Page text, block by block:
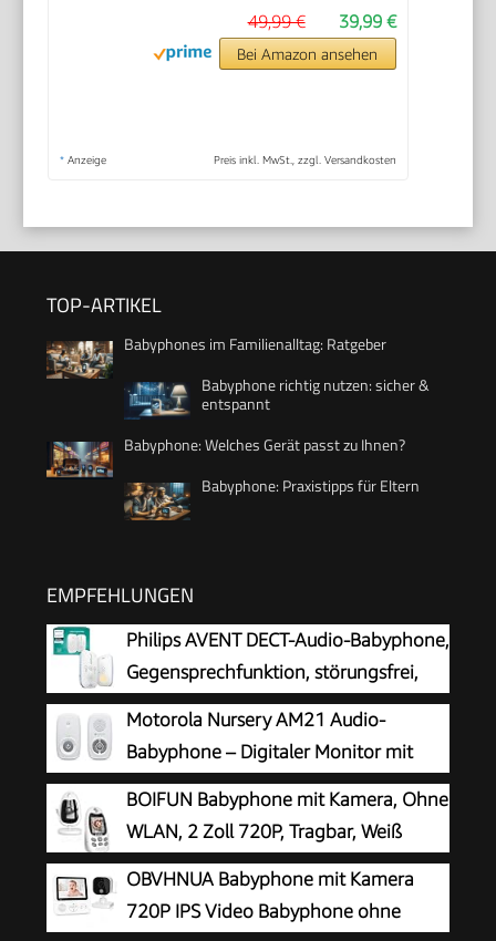
39,99 €
49,99 €
Bei Amazon ansehen
* Anzeige Preis inkl. MwSt., zzgl. Versandkosten
TOP-ARTIKEL
Babyphones im Familienalltag: Ratgeber
Babyphone richtig nutzen: sicher &
entspannt
Babyphone: Welches Gerät passt zu Ihnen?
Babyphone: Praxistipps für Eltern
EMPFEHLUNGEN
Philips AVENT DECT-Audio-Babyphone,
Gegensprechfunktion, störungsfrei,
330 Meter Reichweite, 24 Stunden
Akkulaufzeit, Smart ECO-Modus, Nachtlicht,
SCD503/26
Motorola Nursery AM21 Audio-
Babyphone – Digitaler Monitor mit
DECT-Technologie zur
Audioüberwachung – große Reichweite –
hochempfindliches Mikrofon – Weiß
BOIFUN Babyphone mit Kamera, Ohne
WLAN, 2 Zoll 720P, Tragbar, Weiß
OBVHNUA Babyphone mit Kamera
720P IPS Video Babyphone ohne